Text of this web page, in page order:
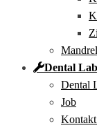
Dental Lab
Dental
Job